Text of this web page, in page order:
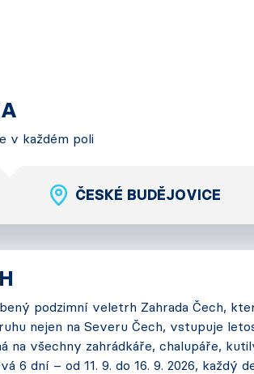
v každém poli
ČESKÉ BUDĚJOVICE
podzimní veletrh Zahrada Čech,
nejen na Severu Čech, vstupuje
na všechny zahrádkáře, chalupáře,
dní – od 11. 9. do 16. 9. 2026, každý